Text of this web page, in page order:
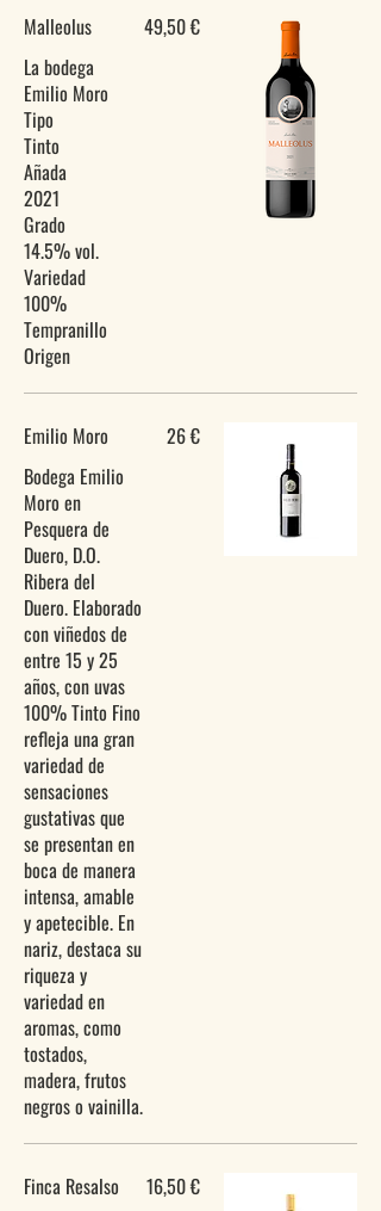
Malleolus
La bodega
Emilio Moro
Tipo
Tinto
Añada
2021
Grado
14.5% vol.
Variedad
100%
Tempranillo
Origen
49,50 €
Emilio Moro
Bodega Emilio
Moro en
Pesquera de
Duero, D.O.
Ribera del
Duero. Elaborado
con viñedos de
entre 15 y 25
años, con uvas
100% Tinto Fino
refleja una gran
variedad de
sensaciones
gustativas que
se presentan en
boca de manera
intensa, amable
y apetecible. En
nariz, destaca su
riqueza y
variedad en
aromas, como
tostados,
madera, frutos
26 €
Finca Resalso
16,50 €